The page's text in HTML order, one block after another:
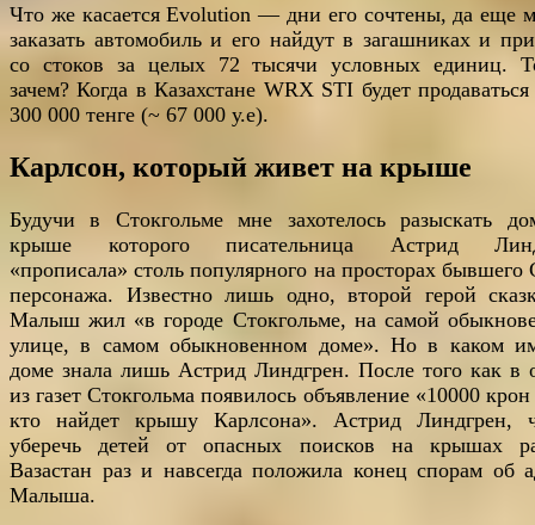
Что же касается Evolution — дни его сочтены, да еще
заказать автомобиль и его найдут в загашниках и
со стоков за целых 72 тысячи условных единиц.
зачем? Когда в Казахстане WRX STI будет
300 000 тенге (~ 67 000 у.е).
Карлсон, который живет на крыше
Будучи в Стокгольме мне захотелось разыскать
крыше которого писательница Астрид
«прописала» столь популярного на просторах
персонажа. Известно лишь одно, второй герой
Малыш жил «в городе Стокгольме, на самой
улице, в самом обыкновенном доме». Но в каком
доме знала лишь Астрид Линдгрен. После того как в
из газет Стокгольма появилось объявление «10000
кто найдет крышу Карлсона». Астрид Линдгрен,
уберечь детей от опасных поисков на крышах
Вазастан раз и навсегда положила конец спорам об
Малыша.